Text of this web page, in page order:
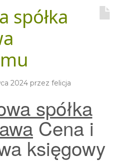
spółka
2024 przez felicja
spółka
Cena i
księgowy